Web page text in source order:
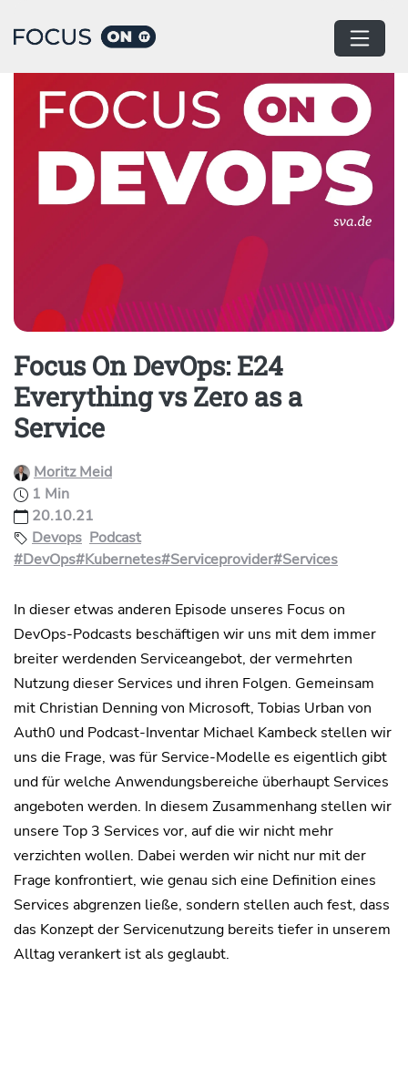
Home Podcast
Focus On DevOps: E24
Everything vs Zero as a
Service
Moritz Meid
1 Min
20.10.21
Devops Podcast
#DevOps#Kubernetes#Serviceprovider#Services
In dieser etwas anderen Episode unseres Focus on
DevOps-Podcasts beschäftigen wir uns mit dem immer
breiter werdenden Serviceangebot, der vermehrten
Nutzung dieser Services und ihren Folgen. Gemeinsam
mit Christian Denning von Microsoft, Tobias Urban von
Auth0 und Podcast-Inventar Michael Kambeck stellen wir
uns die Frage, was für Service-Modelle es eigentlich gibt
und für welche Anwendungsbereiche überhaupt Services
angeboten werden. In diesem Zusammenhang stellen wir
unsere Top 3 Services vor, auf die wir nicht mehr
verzichten wollen. Dabei werden wir nicht nur mit der
Frage konfrontiert, wie genau sich eine Definition eines
Services abgrenzen ließe, sondern stellen auch fest, dass
das Konzept der Servicenutzung bereits tiefer in unserem
Alltag verankert ist als geglaubt.